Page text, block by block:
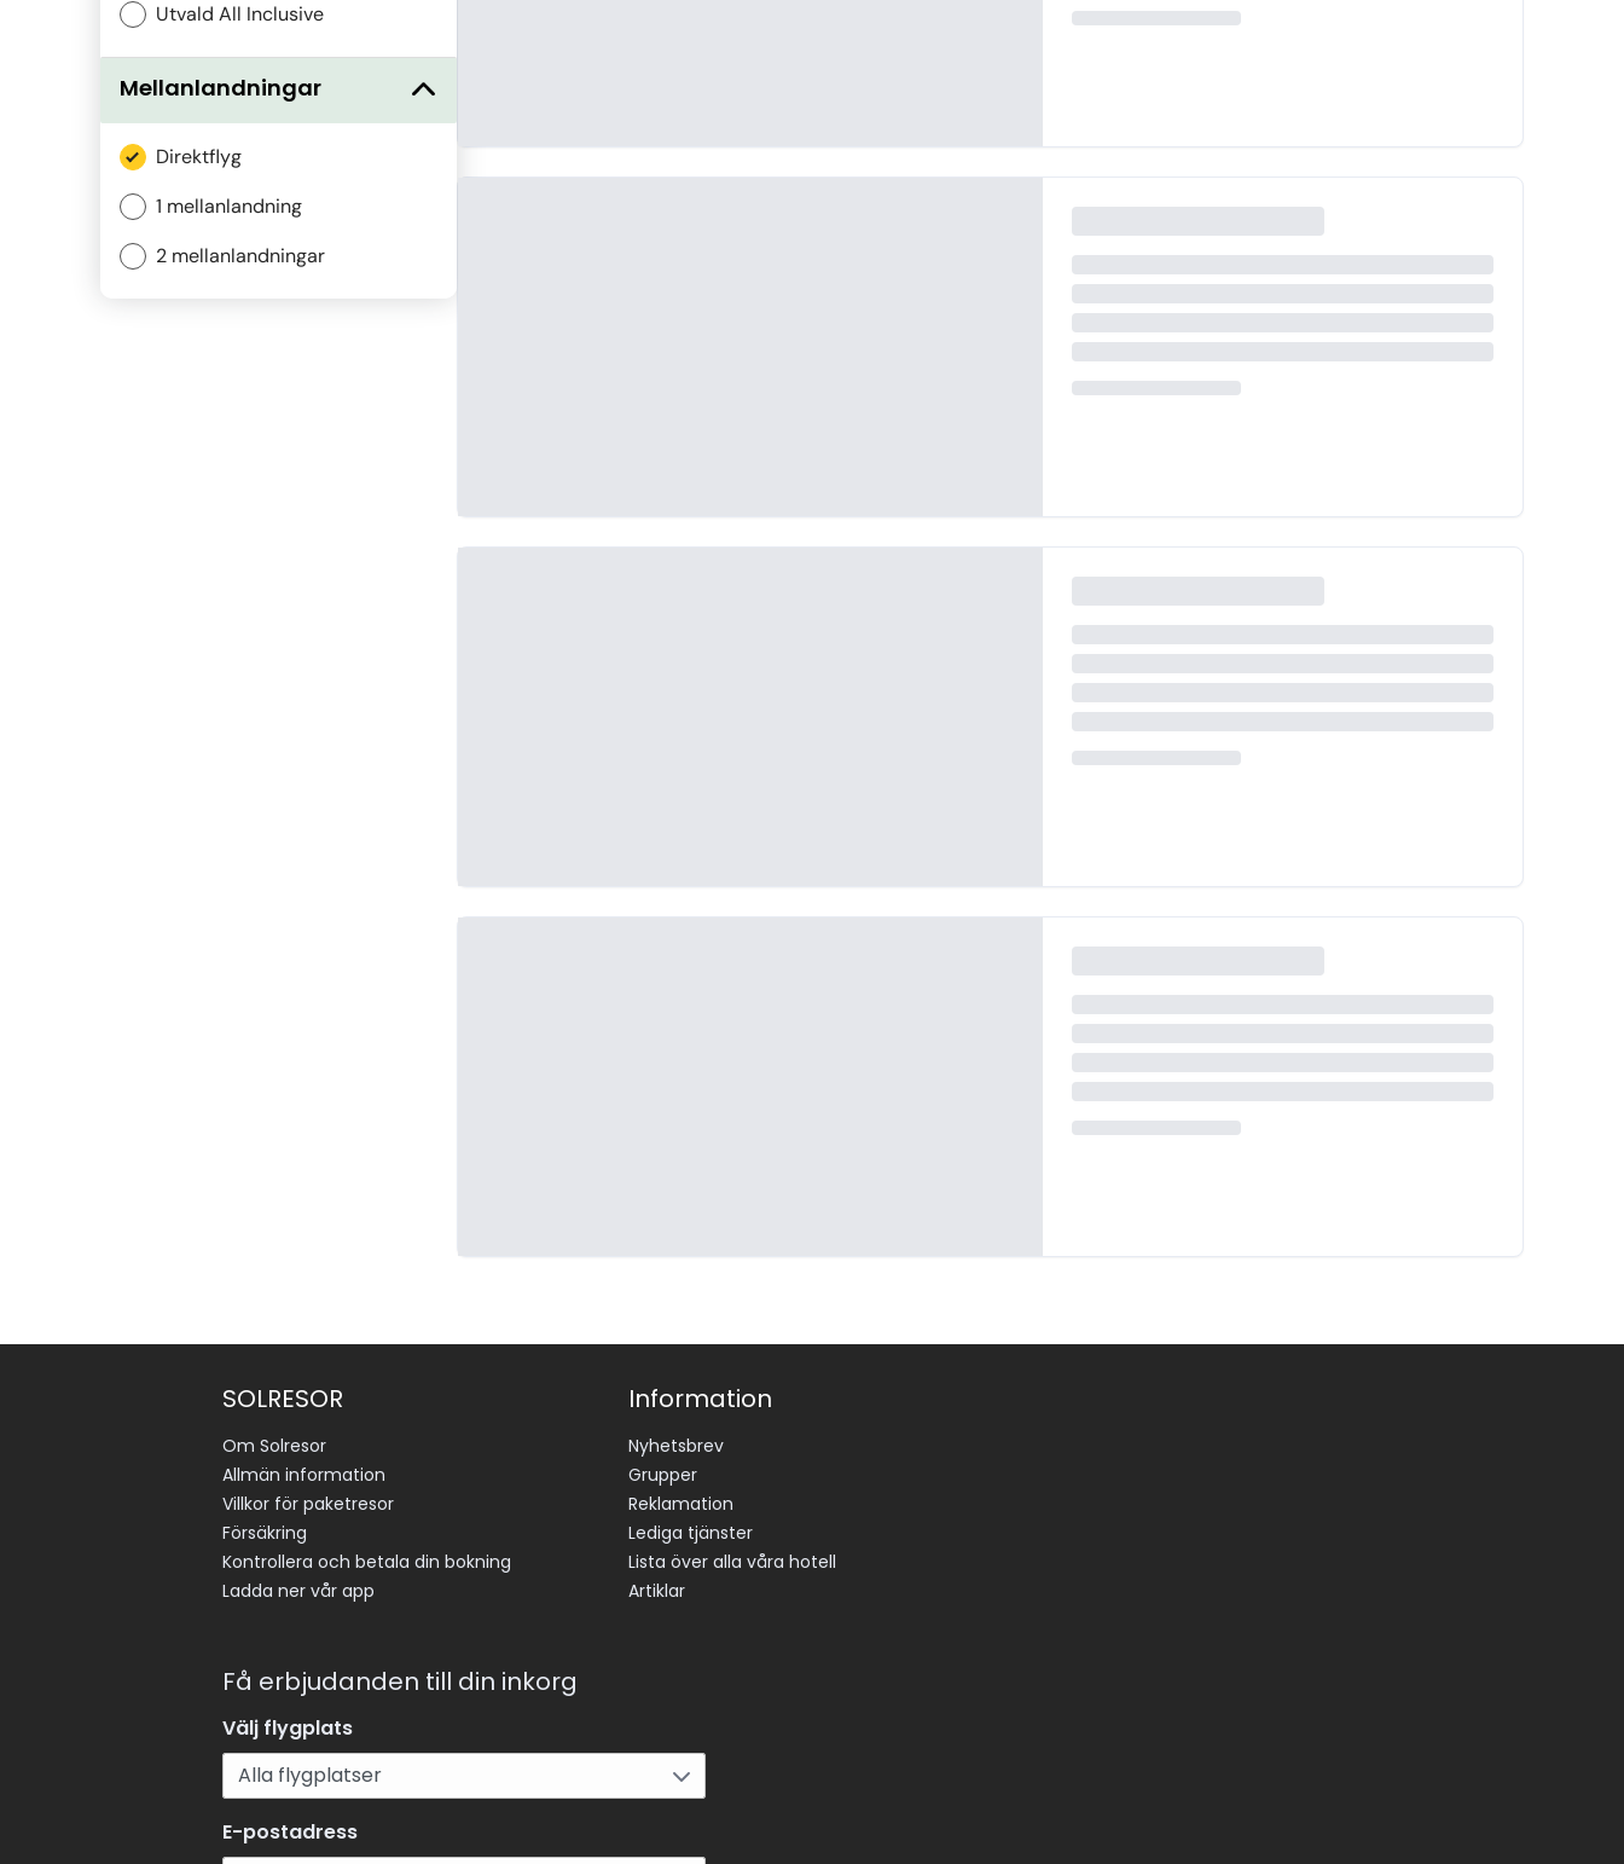
Utvald All Inclusive
Mellanlandningar
Direktflyg
1 mellanlandning
2 mellanlandningar
SOLRESOR
Om Solresor
Allmän information
Villkor för paketresor
Försäkring
Kontrollera och betala din bokning
Ladda ner vår app
Information
Nyhetsbrev
Grupper
Reklamation
Lediga tjänster
Lista över alla våra hotell
Artiklar
Få erbjudanden till din inkorg
Välj flygplats
E-postadress